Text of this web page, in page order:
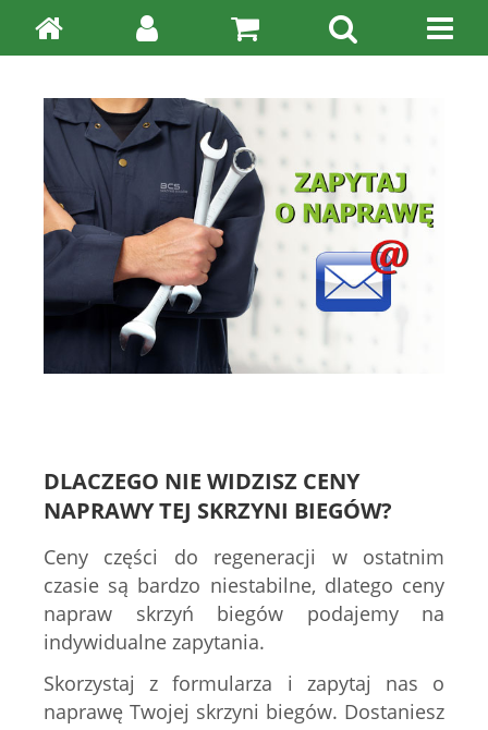
DLACZEGO NIE WIDZISZ CENY
NAPRAWY TEJ SKRZYNI BIEGÓW?
Ceny części do regeneracji w ostatnim
czasie są bardzo niestabilne, dlatego ceny
napraw skrzyń biegów podajemy na
indywidualne zapytania.
Skorzystaj z formularza i zapytaj nas o
naprawę Twojej skrzyni biegów. Dostaniesz